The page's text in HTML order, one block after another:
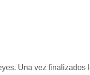
Una vez